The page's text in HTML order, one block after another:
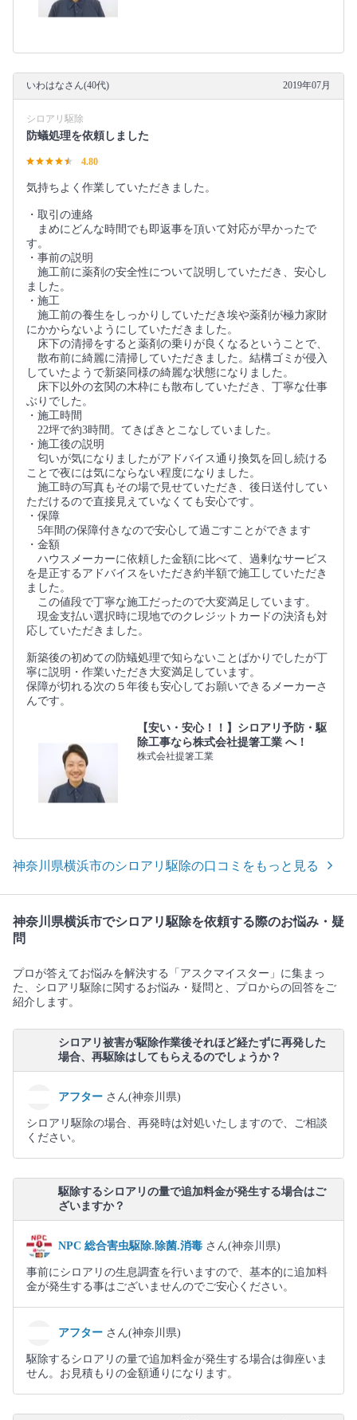
いわはなさん(40代) 2019年07月
シロアリ駆除
防蟻処理を依頼しました
4.80
気持ちよく作業していただきました。
・取引の連絡
まめにどんな時間でも即返事を頂いて対応が早かったで
す。
・事前の説明
施工前に薬剤の安全性について説明していただき、安心し
ました。
・施工
施工前の養生をしっかりしていただき埃や薬剤が極力家財
にかからないようにしていただきました。
床下の清掃をすると薬剤の乗りが良くなるということで、
散布前に綺麗に清掃していただきました。結構ゴミが侵入
していたようで新築同様の綺麗な状態になりました。
床下以外の玄関の木枠にも散布していただき、丁寧な仕事
ぶりでした。
・施工時間
22坪で約3時間。てきぱきとこなしていました。
・施工後の説明
匂いが気になりましたがアドバイス通り換気を回し続ける
ことで夜には気にならない程度になりました。
施工時の写真もその場で見せていただき、後日送付してい
ただけるので直接見えていなくても安心です。
・保障
5年間の保障付きなので安心して過ごすことができます
・金額
ハウスメーカーに依頼した金額に比べて、過剰なサービス
を是正するアドバイスをいただき約半額で施工していただき
ました。
この値段で丁寧な施工だったので大変満足しています。
現金支払い選択時に現地でのクレジットカードの決済も対
応していただきました。
新築後の初めての防蟻処理で知らないことばかりでしたが丁
寧に説明・作業いただき大変満足しています。
保障が切れる次の５年後も安心してお願いできるメーカーさ
んです。
【安い・安心！！】シロアリ予防・駆
除工事なら株式会社提箸工業 へ！
株式会社提箸工業
神奈川県横浜市のシロアリ駆除の口コミをもっと見る
神奈川県横浜市でシロアリ駆除を依頼する際のお悩み・疑
問
プロが答えてお悩みを解決する「アスクマイスター」に集まっ
た、シロアリ駆除に関するお悩み・疑問と、プロからの回答をご
紹介します。
シロアリ被害が駆除作業後それほど経たずに再発した
場合、再駆除はしてもらえるのでしょうか？
アフター さん(神奈川県)
シロアリ駆除の場合、再発時は対処いたしますので、ご相談
ください。
駆除するシロアリの量で追加料金が発生する場合はご
ざいますか？
NPC 総合害虫駆除.除菌.消毒 さん(神奈川県)
事前にシロアリの生息調査を行いますので、基本的に追加料
金が発生する事はございませんのでご安心ください。
アフター さん(神奈川県)
駆除するシロアリの量で追加料金が発生する場合は御座いま
せん。お見積もりの金額通りになります。